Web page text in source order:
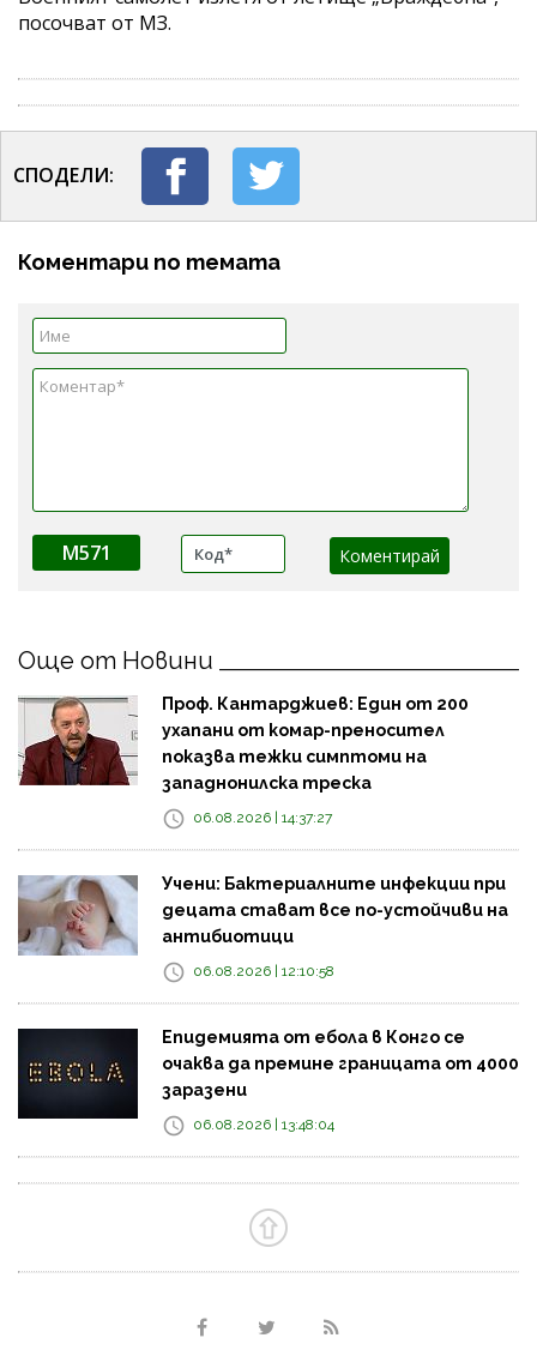
посочват от МЗ.
СПОДЕЛИ:
Коментари по темата
M571
Още от Новини
Проф. Кантарджиев: Един от 200
ухапани от комар-преносител
показва тежки симптоми на
западнонилска треска
06.08.2026 | 14:37:27
Учени: Бактериалните инфекции при
децата стават все по-устойчиви на
антибиотици
06.08.2026 | 12:10:58
Епидемията от ебола в Конго се
очаква да премине границата от 4000
заразени
06.08.2026 | 13:48:04